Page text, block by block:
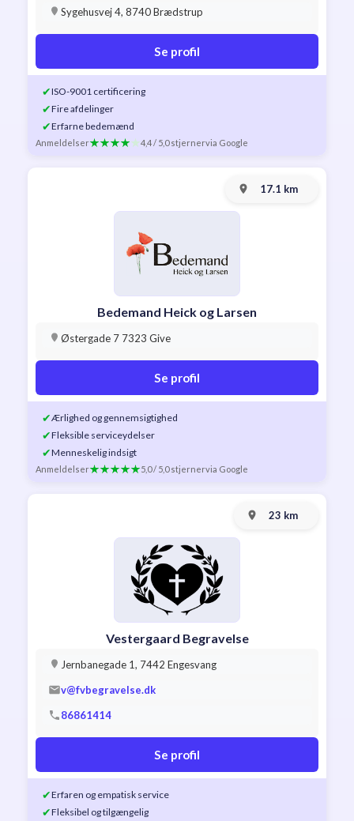
Sygehusvej 4, 8740 Brædstrup
Se profil
✔ISO-9001 certificering
✔Fire afdelinger
✔Erfarne bedemænd
Anmeldelser 4,4 / 5,0 stjernervia Google
17.1 km
Bedemand Heick og Larsen
Østergade 7 7323 Give
Se profil
✔Ærlighed og gennemsigtighed
✔Fleksible serviceydelser
✔Menneskelig indsigt
Anmeldelser 5,0 / 5,0 stjernervia Google
23 km
Vestergaard Begravelse
Jernbanegade 1, 7442 Engesvang
v@fvbegravelse.dk
86861414
Se profil
✔Erfaren og empatisk service
✔Fleksibel og tilgængelig